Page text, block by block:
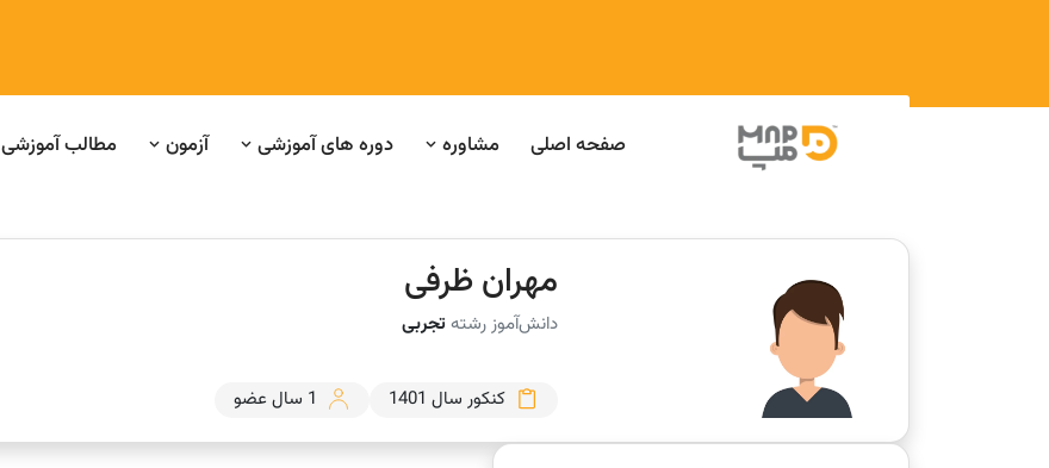
صفحه اصلی مشاوره دوره های آموزشی آزمون مطالب آموزشی
مهران ظرفی
دانش‌آموز رشتهتجربی
کنکور سال 1401 1 سال عضو